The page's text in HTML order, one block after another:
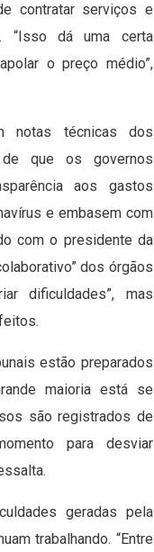
contratar serviços e
“Isso dá uma certa
o preço médio”,
notas técnicas dos
que os governos
aos gastos
e embasem com
com o presidente da
dos órgãos
dificuldades”, mas
estão preparados
maioria está se
são registrados de
para desviar
geradas pela
trabalhando. “Entre